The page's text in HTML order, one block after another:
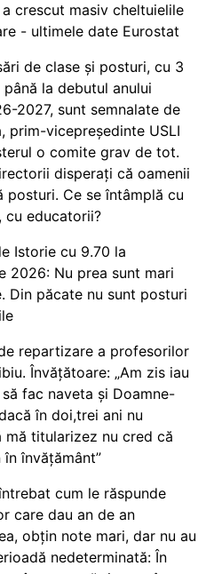
crescut masiv cheltuielile
- ultimele date Eurostat
de clase și posturi, cu 3
până la debutul anului
2027, sunt semnalate de
prim-vicepreședinte USLI
o comite grav de tot.
disperați că oamenii
posturi. Ce se întâmplă cu
cu educatorii?
Istorie cu 9.70 la
2026: Nu prea sunt mari
Din păcate nu sunt posturi
repartizare a profesorilor
Învățătoare: „Am zis iau
fac naveta și Doamne-
în doi,trei ani nu
mă titularizez nu cred că
în învățământ”
cum le răspunde
care dau an de an
obțin note mari, dar nu au
nedeterminată: În